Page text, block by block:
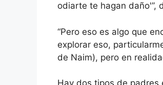
odiarte te hagan daño'”,
“Pero eso es algo que
explorar eso,
de Naim), pero en